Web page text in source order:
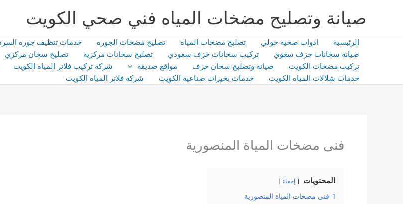
صيانة وتصليح مضخات المياه فني صحي الكويت
الرئيسية ادوات صحية حولي تصليح مضخات المياه تصليح مضخات الجوره خدمات تنظيف جوره
صيانة سخانات خزف سعوي
تركيب سخانات خزف سعودي تصليح سخانات مركزية تصليح سخان مركزي
تركيب مضخات الكويت
صيانة وتصليح سخان خزف مواقع صديقة شركة تركيب فلاتر المياه الكويت
خدمات شلالات المياه الكويت
خدمات بحيرات صناعية الكويت شركة فلاتر المياه الكويت
فنى مضخات المياة المنصورية
المحتويات إخفاء
1 فنى مضخات المياة المنصورية